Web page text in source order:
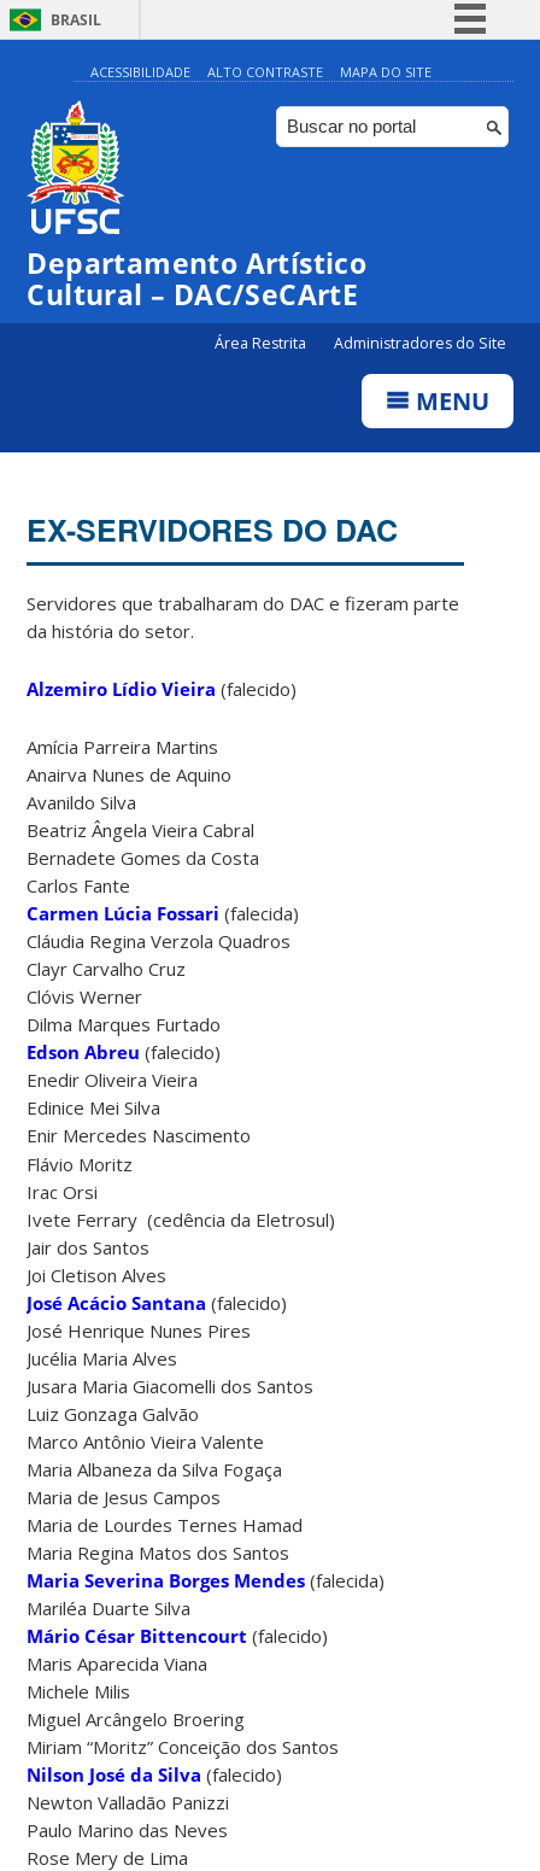
BRASIL
Simplifique!
Comunica BR
Participe
Canais
ACESSIBILIDADE ALTO CONTRASTE MAPA DO SITE
Departamento Artístico
Cultural – DAC/SeCArtE
Área Restrita Administradores do Site
MENU
EX-SERVIDORES DO DAC
Servidores que trabalharam do DAC e fizeram parte
da história do setor.
Alzemiro Lídio Vieira (falecido)
Amícia Parreira Martins
Anairva Nunes de Aquino
Avanildo Silva
Beatriz Ângela Vieira Cabral
Bernadete Gomes da Costa
Carlos Fante
Carmen Lúcia Fossari (falecida)
Cláudia Regina Verzola Quadros
Clayr Carvalho Cruz
Clóvis Werner
Dilma Marques Furtado
Edson Abreu (falecido)
Enedir Oliveira Vieira
Edinice Mei Silva
Enir Mercedes Nascimento
Flávio Moritz
Irac Orsi
Ivete Ferrary (cedência da Eletrosul)
Jair dos Santos
Joi Cletison Alves
José Acácio Santana (falecido)
José Henrique Nunes Pires
Jucélia Maria Alves
Jusara Maria Giacomelli dos Santos
Luiz Gonzaga Galvão
Marco Antônio Vieira Valente
Maria Albaneza da Silva Fogaça
Maria de Jesus Campos
Maria de Lourdes Ternes Hamad
Maria Regina Matos dos Santos
Maria Severina Borges Mendes (falecida)
Mariléa Duarte Silva
Mário César Bittencourt (falecido)
Maris Aparecida Viana
Michele Milis
Miguel Arcângelo Broering
Miriam “Moritz” Conceição dos Santos
Nilson José da Silva (falecido)
Newton Valladão Panizzi
Paulo Marino das Neves
Rose Mery de Lima